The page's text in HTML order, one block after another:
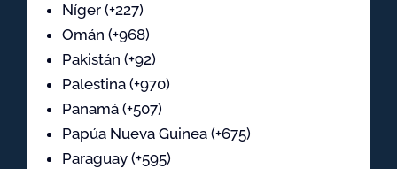
Níger (+227)
Omán (+968)
Pakistán (+92)
Palestina (+970)
Panamá (+507)
Papúa Nueva Guinea (+675)
Paraguay (+595)